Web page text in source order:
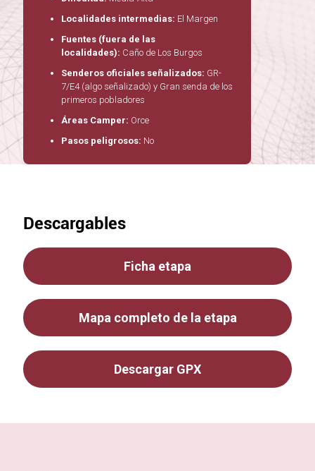
Localidades intermedias: El Margen
Fuentes (fuera de las
localidades): Caño de Los Burgos
Senderos oficiales señalizados: GR-
7/E4 (algo señalizado) y Gran senda de los
primeros pobladores
Áreas Camper: Orce
Pasos peligrosos: No
Descargables
Ficha etapa
Mapa completo de la etapa
Descargar GPX